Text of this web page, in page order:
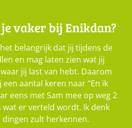
vaker bij Enikdan?
belangrijk dat jij tijdens de
en mag laten zien wat jij
jij last van hebt. Daarom
aantal keren naar “En ik
eens met Sam mee op weg 2
er verteld wordt. Ik denk
zult herkennen.